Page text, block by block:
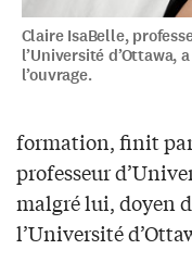
Claire IsaBelle,
l’Université d’Ottawa,
l’ouvrage.
formation, finit
professeur
malgré lui, doyen
l’Université